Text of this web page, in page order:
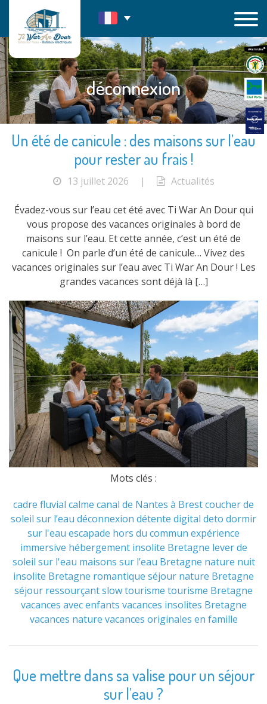
contenu
déconnexion
Un été de canicule : des maisons sur l’eau
pour rester au frais !
13 juillet 2026 | Actualités
Évadez-vous sur l’eau cet été avec Ti War An Dour qui
vous propose des vacances originales à bord de
maisons sur l’eau. Et cette année, c’est un été de
canicule ! On parle d’un été de canicule… Vivez des
vacances originales sur l’eau avec Ti War An Dour ! Les
grandes vacances sont déjà là […]
Mots clés :
cadre fluvial calme canal de Nantes à Brestcoucher de
soleil sur l’eau déconnexion détente digital deto dormir
sur l'eau escapade hors du commun expérience
immersive hébergement insolite Bretagne lever de
soleil sur l'eau maisons sur l’eau Bretagne nature nuit
insolite Bretagne romantique séjour nature Bretagne
séjour ressourçantslow tourisme tourisme Bretagne
vacances avec enfants vacances insolites Bretagne
vacances nature vacances originales en famille
Que mettre dans sa valise pour un séjour
sur l’eau ?